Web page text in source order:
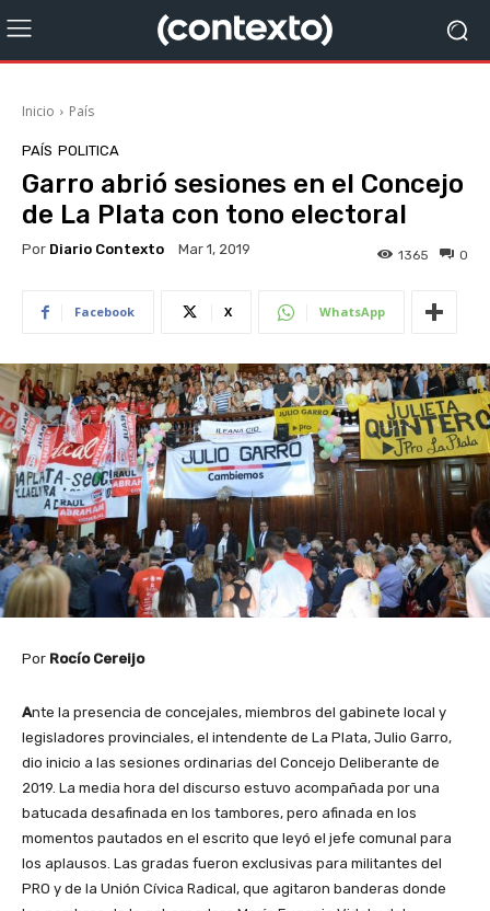
Inicio País
PAÍS POLITICA
Garro abrió sesiones en el Concejo
de La Plata con tono electoral
Por Diario Contexto Mar 1, 2019 0
1365
Facebook X WhatsApp
Por Rocío Cereijo
Ante la presencia de concejales, miembros del gabinete local y
legisladores provinciales, el intendente de La Plata, Julio Garro,
dio inicio a las sesiones ordinarias del Concejo Deliberante de
2019. La media hora del discurso estuvo acompañada por una
batucada desafinada en los tambores, pero afinada en los
momentos pautados en el escrito que leyó el jefe comunal para
los aplausos. Las gradas fueron exclusivas para militantes del
PRO y de la Unión Cívica Radical, que agitaron banderas donde